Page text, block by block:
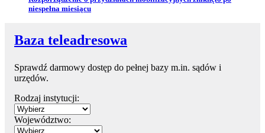
niespełna miesiącu
Baza teleadresowa
Sprawdź darmowy dostęp do pełnej bazy m.in. sądów i
urzędów.
Rodzaj instytucji:
Województwo: